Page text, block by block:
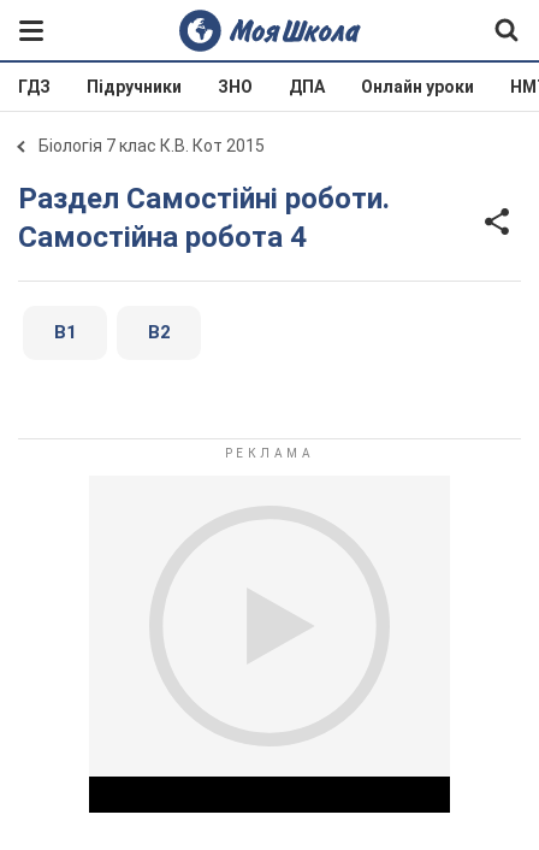
ГДЗ Підручники ЗНО ДПА Онлайн уроки
Біологія 7 клас К.В. Кот 2015
Раздел Самостійні роботи.
Самостійна робота 4
В1 В2